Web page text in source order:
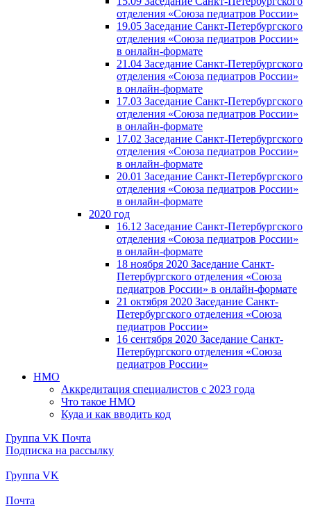
отделения «Союза педиатров России»
19.05 Заседание Санкт-Петербургского
отделения «Союза педиатров России»
в онлайн-формате
21.04 Заседание Санкт-Петербургского
отделения «Союза педиатров России»
в онлайн-формате
17.03 Заседание Санкт-Петербургского
отделения «Союза педиатров России»
в онлайн-формате
17.02 Заседание Санкт-Петербургского
отделения «Союза педиатров России»
в онлайн-формате
20.01 Заседание Санкт-Петербургского
отделения «Союза педиатров России»
в онлайн-формате
2020 год
16.12 Заседание Санкт-Петербургского
отделения «Союза педиатров России»
в онлайн-формате
18 ноября 2020 Заседание Санкт-
Петербургского отделения «Союза
педиатров России» в онлайн-формате
21 октября 2020 Заседание Санкт-
Петербургского отделения «Союза
педиатров России»
16 сентября 2020 Заседание Санкт-
Петербургского отделения «Союза
педиатров России»
НМО
Аккредитация специалистов с 2023 года
Что такое НМО
Куда и как вводить код
Группа VK Почта
Подписка на рассылку
Группа VK
Почта